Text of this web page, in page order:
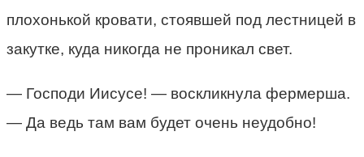
плохонькой кровати, стоявшей под лестницей в
закутке, куда никогда не проникал свет.
— Господи Иисусе! — воскликнула фермерша.
— Да ведь там вам будет очень неудобно!